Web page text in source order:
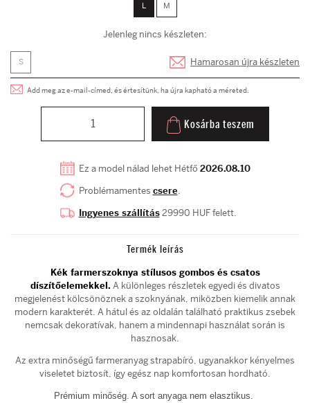
L M
Jelenleg nincs készleten:
S Hamarosan újra készleten
Add meg az e-mail-címed, és értesítünk, ha újra kapható a méreted.
Kosárba teszem
Ez a model nálad lehet Hétfő 2026.08.10
Problémamentes csere
Ingyenes szállítás29990 HUF felett.
Termék leírás
Kék farmerszoknya stílusos gombos és csatos
díszítőelemekkel. A különleges részletek egyedi és divatos
megjelenést kölcsönöznek a szoknyának, miközben kiemelik annak
modern karakterét. A hátul és az oldalán található praktikus zsebek
nemcsak dekoratívak, hanem a mindennapi használat során is
hasznosak.
Az extra minőségű farmeranyag strapabíró, ugyanakkor kényelmes
viseletet biztosít, így egész nap komfortosan hordható.
Prémium minőség. A sort anyaga nem elasztikus.